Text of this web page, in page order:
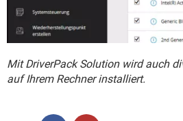
Mit DriverPack Solution wird auch
auf Ihrem Rechner installiert.